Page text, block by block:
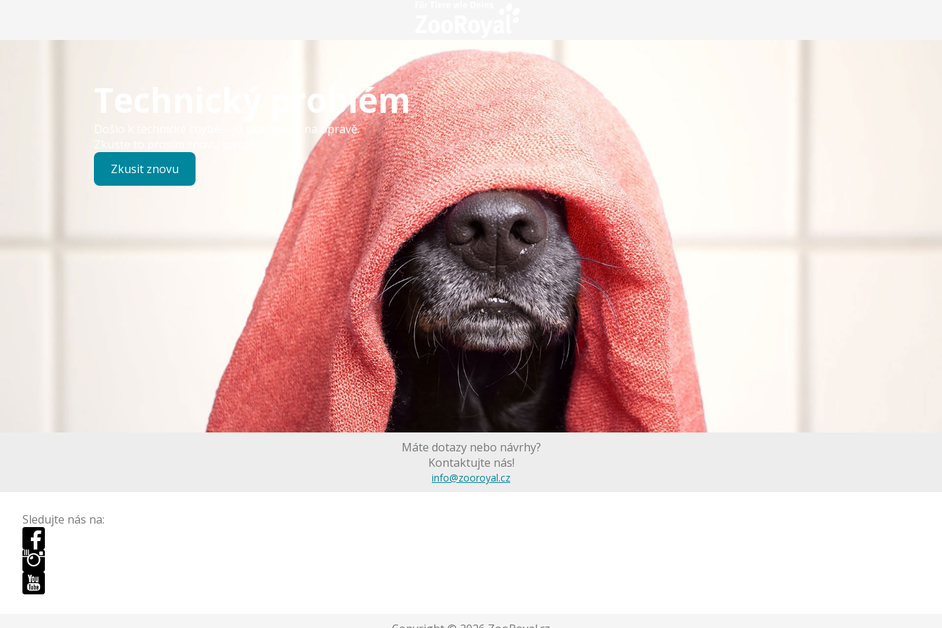
Technický problém
Došlo k technické chybě – již pracujeme na opravě.
Zkuste to prosím znovu později.
Zkusit znovu
Máte dotazy nebo návrhy?
Kontaktujte nás!
info@zooroyal.cz
Sledujte nás na: